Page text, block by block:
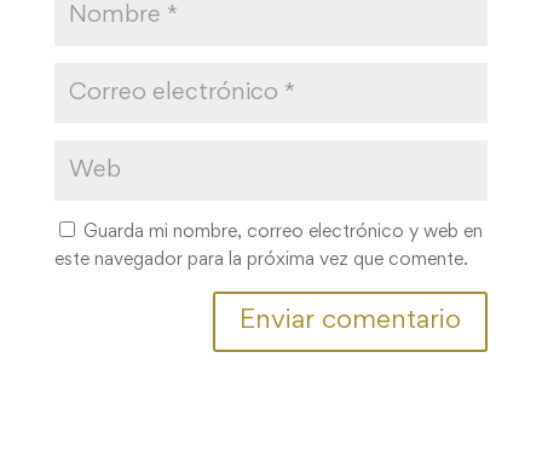
Guarda mi nombre, correo electrónico y web en
este navegador para la próxima vez que comente.